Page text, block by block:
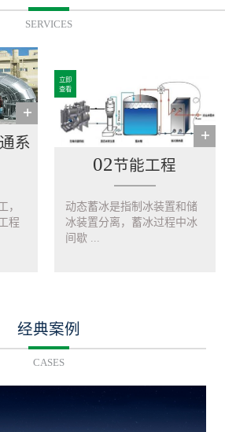
SERVICES
系
，
程
立即
查看
02节能工程
动态蓄冰是指制冰装置和储
冰装置分离，蓄冰过程中冰
间歇 ...
经典案例
CASES